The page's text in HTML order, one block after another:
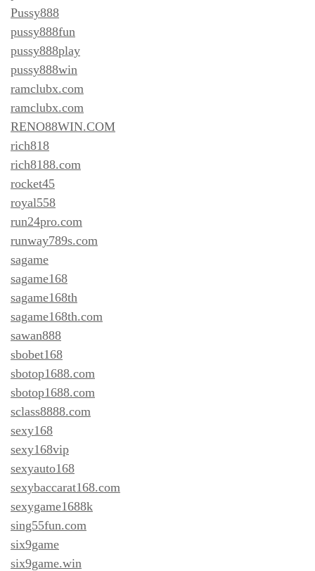
Pussy888
pussy888fun
pussy888play
pussy888win
ramclubx.com
ramclubx.com
RENO88WIN.COM
rich818
rich8188.com
rocket45
royal558
run24pro.com
runway789s.com
sagame
sagame168
sagame168th
sagame168th.com
sawan888
sbobet168
sbotop1688.com
sbotop1688.com
sclass8888.com
sexy168
sexy168vip
sexyauto168
sexybaccarat168.com
sexygame1688k
sing55fun.com
six9game
six9game.win